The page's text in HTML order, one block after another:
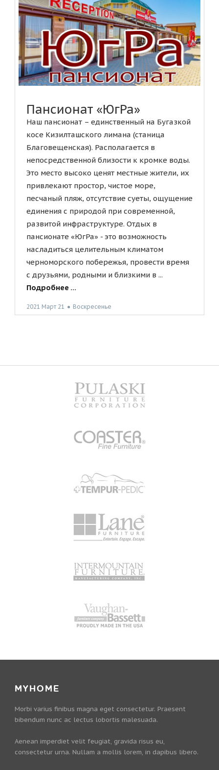
Пансионат «ЮгРа»
Наш пансионат – единственный на Бугазкой
косе Кизилташского лимана (станица
Благовещенская). Располагается в
непосредственной близости к кромке воды.
Это место высоко ценят местные жители, их
привлекают простор, чистое море,
песчаный пляж, отсутствие суеты, ощущение
единения с природой при современной,
развитой инфраструктуре. Отдых в
пансионате «ЮгРа» - это возможность
насладиться целительным климатом
черноморского побережья, провести время
с друзьями, родными и близкими в ...
Подробнее ...
2021 Март 21 ● Воскресенье
MYHOME
Morbi varius finibus magna eget consectetur. Praesent
bibendum nunc ac lectus lobortis malesuada.
Aenean imperdiet velit feugiat, gravida risus eu,
consectetur urna. Nullam a mollis lorem, in dapibus libero.